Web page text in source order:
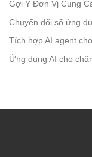
Gợi Ý Đơn Vị Cung
Chuyển đổi số ứng
Tích hợp AI agent
Ứng dụng AI cho